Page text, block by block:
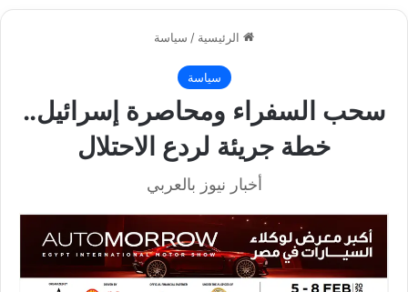
الرئيسية / سياسة
سياسة
سحب السفراء ومحاصرة إسرائيل..
خطة جريئة لردع الاحتلال
أخبار نيوز بالعربي